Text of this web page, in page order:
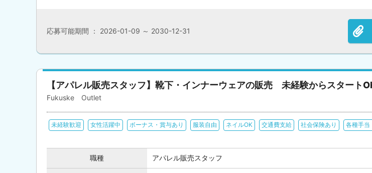
応募可能期間 ： 2026-01-09 ～ 2030-12-31
【アパレル販売スタッフ】靴下・インナーウェアの販売 未経験からスタート
Fukuske Outlet
未経験歓迎 女性活躍中 ボーナス・賞与あり 服装自由 ネイルOK 交通費支給 社会保険あり 各種手当
職種 アパレル販売スタッフ